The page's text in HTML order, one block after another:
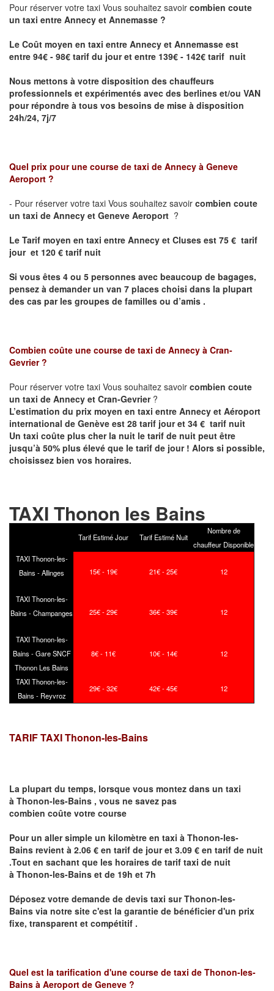
Pour réserver votre taxi Vous souhaitez savoir combien coute
un taxi entre Annecy et Annemasse ?
Le Coût moyen en taxi entre Annecy et Annemasse est
entre 94€ - 98€ tarif du jour et entre 139€ - 142€ tarif nuit
Nous mettons à votre disposition des chauffeurs
professionnels et expérimentés avec des berlines et/ou VAN
pour répondre à tous vos besoins de mise à disposition
24h/24, 7j/7
Quel prix pour une course de taxi de Annecy à Geneve
Aeroport ?
- Pour réserver votre taxi Vous souhaitez savoir combien coute
un taxi de Annecy et Geneve Aeroport ?
Le Tarif moyen en taxi entre Annecy et Cluses est 75 € tarif
jour et 120 € tarif nuit
Si vous êtes 4 ou 5 personnes avec beaucoup de bagages,
pensez à demander un van 7 places choisi dans la plupart
des cas par les groupes de familles ou d’amis .
Combien coûte une course de taxi de Annecy à Cran-
Gevrier ?
Pour réserver votre taxi Vous souhaitez savoir combien coute
un taxi de Annecy et Cran-Gevrier?
L’estimation du prix moyen en taxi entre Annecy et Aéroport
international de Genève est 28 tarif jour et 34 € tarif nuit
Un taxi coûte plus cher la nuit le tarif de nuit peut être
jusqu’à 50% plus élevé que le tarif de jour ! Alors si possible,
choisissez bien vos horaires.
TAXI Thonon les Bains
Tarif Estimé Jour Tarif Estimé Nuit
Nombre de
chauffeur Disponible
TAXI Thonon-les-
Bains - Allinges
15€ - 19€ 21€ - 25€ 12
TAXI Thonon-les-
Bains - Champanges
25€ - 29€ 36€ - 39€ 12
TAXI Thonon-les-
Bains - Gare SNCF
Thonon Les Bains
8€ - 11€ 10€ - 14€ 12
TAXI Thonon-les-
Bains - Reyvroz
29€ - 32€ 42€ - 45€ 12
TARIF TAXI Thonon-les-Bains
La plupart du temps, lorsque vous montez dans un taxi
à Thonon-les-Bains , vous ne savez pas
combien coûte votre course
Pour un aller simple un kilomètre en taxi à Thonon-les-
Bains revient à 2.06 € en tarif de jour et 3.09 € en tarif de nuit
.Tout en sachant que les horaires de tarif taxi de nuit
à Thonon-les-Bains et de 19h et 7h
Déposez votre demande de devis taxi surThonon-les-
Bains via notre site c'est la garantie de bénéficier d'un prix
fixe, transparent et compétitif .
Quel est la tarification d'une course de taxi de Thonon-les-
Bains à Aeroport de Geneve ?